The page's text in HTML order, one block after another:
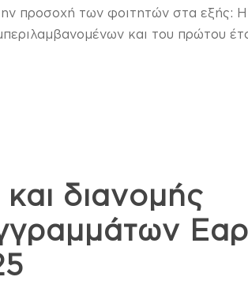
προσοχή των φοιτητών στα εξής: Η
και του πρώτου
διανομής